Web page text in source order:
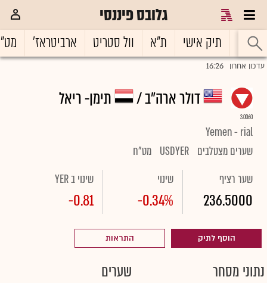
גלובס פיננסי
ראשי תיק אישי ת"א וול סטריט ארביטראז'
עדכון אחרון 16:26
דולר ארה"ב / תימן- ריאל
3.0060
Yemen - rial
שערים מצטלבים USDYER מט"ח
שער רציף
236.5000
שינוי
-0.34%
שינוי ב YER
-0.81
הוסף לתיק התראות
נתוני מסחר שערים